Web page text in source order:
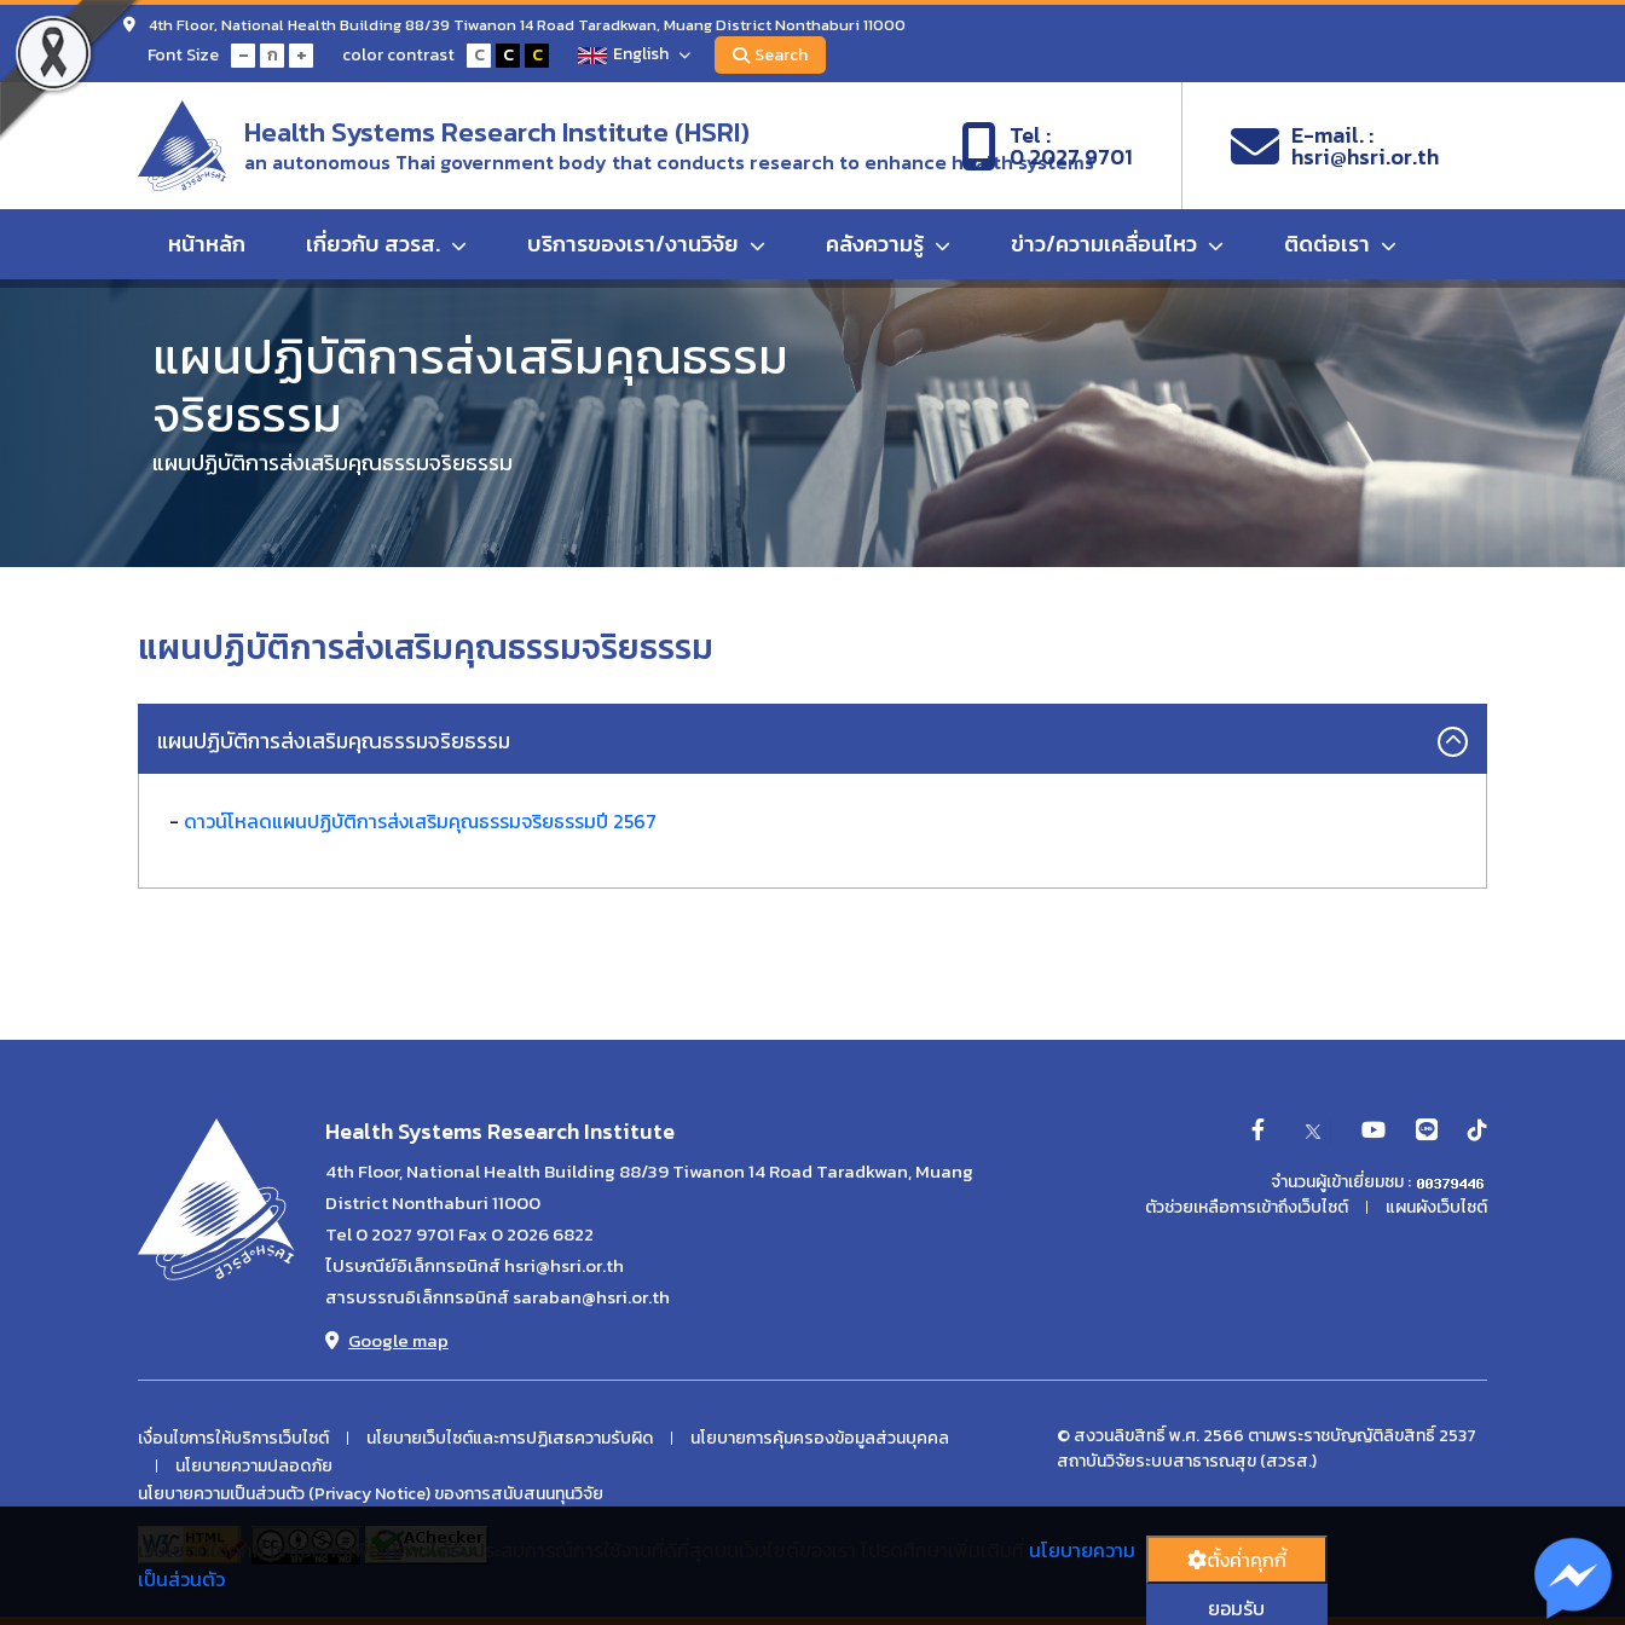
4th Floor, National Health Building 88/39 Tiwanon 14 Road Taradkwan, Muang District Nonthaburi 11000
Font Size - ก + color contrast C C C English Search
Health Systems Research Institute (HSRI)
an autonomous Thai government body that conducts research to enhance health systems
Tel :
0 2027 9701
E-mail. :
hsri@hsri.or.th
หน้าหลัก เกี่ยวกับ สวรส. บริการของเรา/งานวิจัย คลังความรู้ ข่าว/ความเคลื่อนไหว ติดต่อเรา
แผนปฏิบัติการส่งเสริมคุณธรรม
จริยธรรม
แผนปฏิบัติการส่งเสริมคุณธรรมจริยธรรม
แผนปฏิบัติการส่งเสริมคุณธรรมจริยธรรม
แผนปฏิบัติการส่งเสริมคุณธรรมจริยธรรม
- ดาวน์โหลดแผนปฏิบัติการส่งเสริมคุณธรรมจริยธรรมปี 2567
Health Systems Research Institute
4th Floor, National Health Building 88/39 Tiwanon 14 Road Taradkwan, Muang
District Nonthaburi 11000
Tel 0 2027 9701 Fax 0 2026 6822
ไปรษณีย์อิเล็กทรอนิกส์ hsri@hsri.or.th
สารบรรณอิเล็กทรอนิกส์ saraban@hsri.or.th
Google map
จำนวนผู้เข้าเยี่ยมชม :
ตัวช่วยเหลือการเข้าถึงเว็บไซต์
แผนผังเว็บไซต์
เงื่อนไขการให้บริการเว็บไซต์ นโยบายเว็บไซต์และการปฏิเสธความรับผิด
นโยบายการคุ้มครองข้อมูลส่วนบุคคล
นโยบายความปลอดภัย
นโยบายความเป็นส่วนตัว (Privacy Notice) ของการสนับสนนทุนวิจัย
© สงวนลิขสิทธิ์ พ.ศ. 2566 ตามพระราชบัญญัติลิขสิทธิ์ 2537
สถาบันวิจัยระบบสาธารณสุข (สวรส.)
เว็บไซต์นี้ใช้คุกกี้ เราใช้คุกกี้เพื่อให้ท่านได้รับประสบการณ์การใช้งานที่ดีที่สุดบนเว็บไซต์ของเรา โปรดศึกษาเพิ่มเติมที่ นโยบายความ
เป็นส่วนตัว
ตั้งค่่าคุกกี้
ยอมรับ